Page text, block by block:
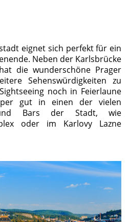
eignet sich perfekt für ein
Neben der Karlsbrücke
die wunderschöne Prager
Sehenswürdigkeiten zu
noch in Feierlaune
gut in einen der vielen
Bars der Stadt, wie
oder im Karlovy Lazne